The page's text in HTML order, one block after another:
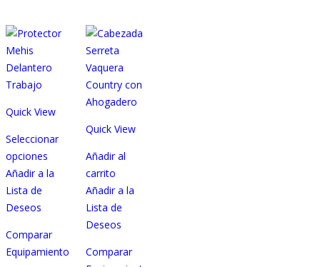
Quick View
Seleccionar
opciones
Este
producto
tiene
variantes.
Las
Añadir a la
Lista de
Deseos
Comparar
Equipamiento
Quick View
Añadir al
carrito
Añadir a la
Lista de
Deseos
Comparar